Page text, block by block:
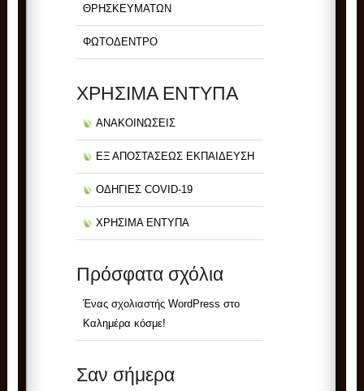
ΘΡΗΣΚΕΥΜΑΤΩΝ
ΦΩΤΟΔΕΝΤΡΟ
ΧΡΗΣΙΜΑ ΕΝΤΥΠΑ
ΑΝΑΚΟΙΝΩΣΕΙΣ
ΕΞ ΑΠΟΣΤΑΣΕΩΣ ΕΚΠΑΙΔΕΥΣΗ
ΟΔΗΓΙΕΣ COVID-19
ΧΡΗΣΙΜΑ ΕΝΤΥΠΑ
Πρόσφατα σχόλια
Ένας σχολιαστής WordPress στο
Καλημέρα κόσμε!
Σαν σήμερα